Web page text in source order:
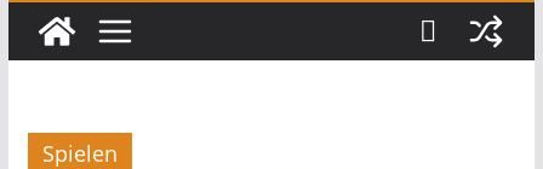
Spielen